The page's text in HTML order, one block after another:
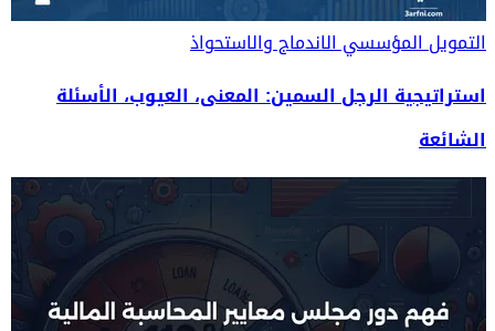
التمويل المؤسسيالاندماج والاستحواذ
استراتيجية الرجل السمين: المعنى، العيوب، الأسئلة
الشائعة